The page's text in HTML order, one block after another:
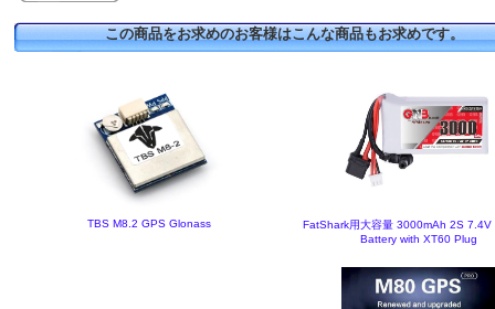
この商品をお求めのお客様はこんな商品もお求めです。
TBS M8.2 GPS Glonass
FatShark用大容量 3000mAh 2S 7.4V
Battery with XT60 Plug